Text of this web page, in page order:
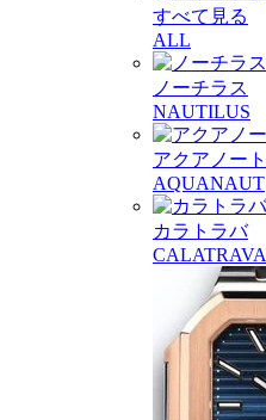
すべて見る
ALL
ノーチラス
NAUTILUS
アクアノート
AQUANAUT
カラトラバ
CALATRAVA